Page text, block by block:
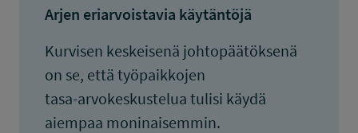
Arjen eriarvoistavia käytäntöjä
Kurvisen keskeisenä johtopäätöksenä
on se, että työpaikkojen
tasa-arvokeskustelua tulisi käydä
aiempaa moninaisemmin.